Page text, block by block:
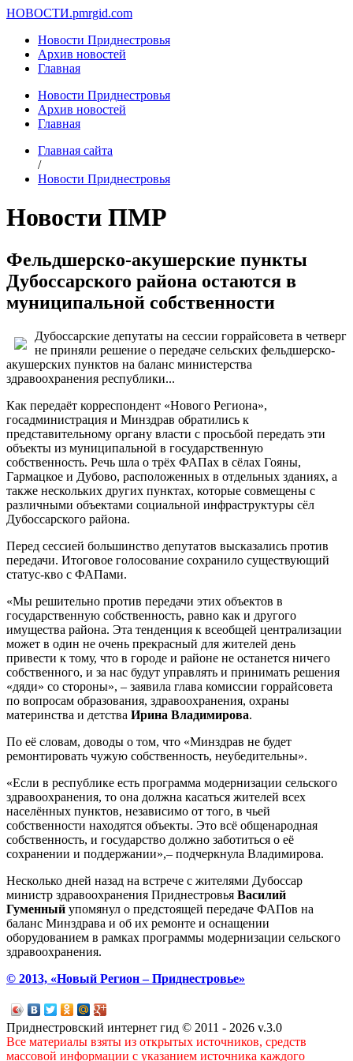
НОВОСТИ.pmrgid.com
Новости Приднестровья
Архив новостей
Главная
Новости Приднестровья
Архив новостей
Главная
Главная сайта
/
Новости Приднестровья
Новости ПМР
Фельдшерско-акушерские пункты
Дубоссарского района остаются в
муниципальной собственности
Дубоссарские депутаты на сессии горрайсовета в четверг
не приняли решение о передаче сельских фельдшерско-
акушерских пунктов на баланс министерства
здравоохранения республики...
Как передаёт корреспондент «Нового Региона»,
госадминистрация и Минздрав обратились к
представительному органу власти с просьбой передать эти
объекты из муниципальной в государственную
собственность. Речь шла о трёх ФАПах в сёлах Гояны,
Гармацкое и Дубово, расположенных в отдельных зданиях, а
также нескольких других пунктах, которые совмещены с
различными объектами социальной инфраструктуры сёл
Дубоссарского района.
Перед сессией большинство депутатов высказались против
передачи. Итоговое голосование сохранило существующий
статус-кво с ФАПами.
«Мы решительно против передачи этих объектов в
государственную собственность, равно как и другого
имущества района. Эта тенденция к всеобщей централизации
может в один не очень прекрасный для жителей день
привести к тому, что в городе и районе не останется ничего
собственного, и за нас будут управлять и принимать решения
«дяди» со стороны», – заявила глава комиссии горрайсовета
по вопросам образования, здравоохранения, охраны
материнства и детства Ирина Владимирова.
По её словам, доводы о том, что «Минздрав не будет
ремонтировать чужую собственность, неубедительны».
«Если в республике есть программа модернизации сельского
здравоохранения, то она должна касаться жителей всех
населённых пунктов, независимо от того, в чьей
собственности находятся объекты. Это всё общенародная
собственность, и государство должно заботиться о её
сохранении и поддержании»,– подчеркнула Владимирова.
Несколько дней назад на встрече с жителями Дубоссар
министр здравоохранения Приднестровья Василий
Гуменный упомянул о предстоящей передаче ФАПов на
баланс Минздрава и об их ремонте и оснащении
оборудованием в рамках программы модернизации сельского
здравоохранения.
© 2013, «Новый Регион – Приднестровье»
Приднестровский интернет гид © 2011 - 2026 v.3.0
Все материалы взяты из открытых источников, средств
массовой информации с указанием источника каждого